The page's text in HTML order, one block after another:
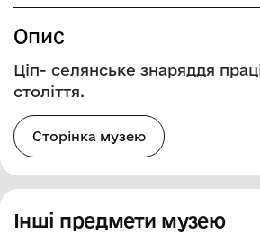
Опис
Ціп- селянське знаряддя
століття.
Сторінка музею
Інші предмети музею